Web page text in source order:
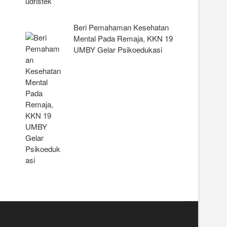
Beri Pemahaman Kesehatan
Mental Pada Remaja, KKN 19
UMBY Gelar Psikoedukasi